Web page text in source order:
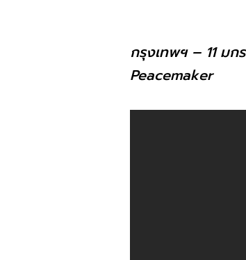
กรุงเทพฯ – 11 มก
Peacemaker